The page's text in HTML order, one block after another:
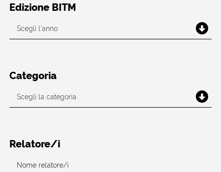
Edizione BITM
Categoria
Relatore/i